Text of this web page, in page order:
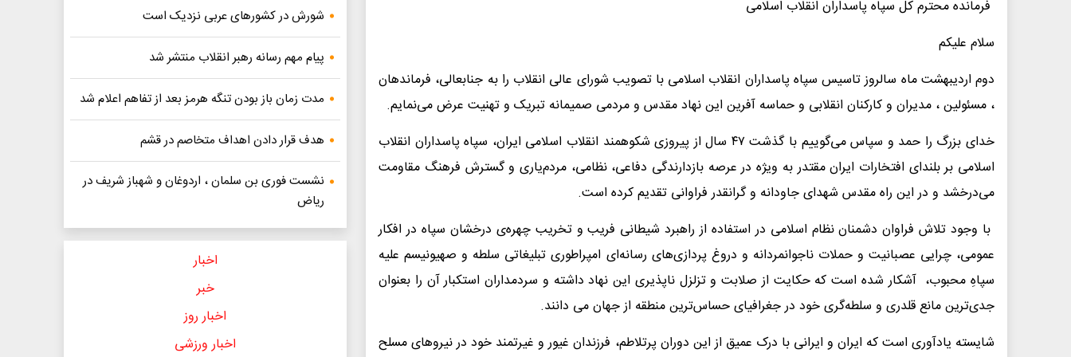
فرمانده محترم کل سپاه پاسداران انقلاب اسلامی
سلام علیکم
دوم اردیبهشت ماه سالروز تاسیس سپاه پاسداران انقلاب اسلامی با تصویب شورای عالی انقلاب را به جنابعالی، فرماندهان
، مسئولین ، مدیران و کارکنان انقلابی و حماسه آفرین این نهاد مقدس و مردمی صمیمانه تبریک و تهنیت عرض می‌نمایم.
خدای بزرگ را حمد و سپاس می‌گوییم با گذشت ۴۷ سال از پیروزی شکوهمند انقلاب اسلامی ایران، سپاه پاسداران انقلاب
اسلامی بر بلندای افتخارات ایران مقتدر به ویژه در عرصه بازدارندگی دفاعی، نظامی، مردم‌یاری و گسترش فرهنگ مقاومت
می‌درخشد و در این راه مقدس شهدای جاودانه و گرانقدر فراوانی تقدیم کرده است.
با وجود تلاش فراوان دشمنان نظام اسلامی در استفاده از راهبرد شیطانی فریب و تخریب چهره‌ی درخشان سپاه در افکار
عمومی، چرایی عصبانیت و حملات ناجوانمردانه و دروغ پردازی‌های رسانه‌ای امپراطوری تبلیغاتی سلطه و صهیونیسم علیه
سپاهِ محبوب، آشکار شده است که حکایت از صلابت و تزلزل ناپذیری این نهاد داشته و سردمداران استکبار آن را بعنوان
جدی‌ترین مانع قلدری و سلطه‌گری خود در جغرافیای حساس‌ترین منطقه از جهان می دانند.
شایسته یادآوری است که ایران و ایرانی با درک عمیق از این دوران پرتلاطم، فرزندان غیور و غیرتمند خود در نیروهای مسلح
شورش در کشورهای عربی نزدیک است
پیام مهم رسانه رهبر انقلاب منتشر شد
مدت زمان باز بودن تنگه هرمز بعد از تفاهم اعلام شد
هدف قرار دادن اهداف متخاصم در قشم
نشست فوری بن سلمان ، اردوغان و شهباز شریف در
ریاض
اخبار
خبر
اخبار روز
اخبار ورزشی